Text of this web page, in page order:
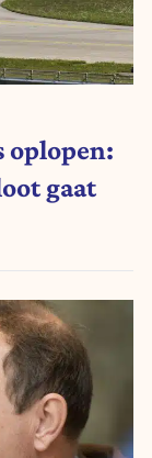
oplopen:
gaat